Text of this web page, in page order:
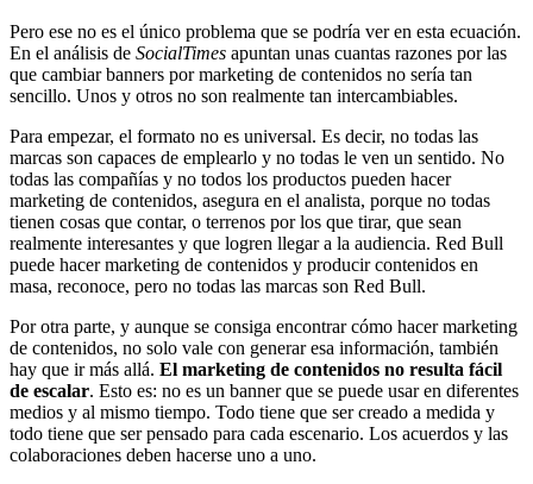
Pero ese no es el único problema que se podría ver en esta ecuación.
En el análisis de SocialTimes apuntan unas cuantas razones por las
que cambiar banners por marketing de contenidos no sería tan
sencillo. Unos y otros no son realmente tan intercambiables.
Para empezar, el formato no es universal. Es decir, no todas las
marcas son capaces de emplearlo y no todas le ven un sentido. No
todas las compañías y no todos los productos pueden hacer
marketing de contenidos, asegura en el analista, porque no todas
tienen cosas que contar, o terrenos por los que tirar, que sean
realmente interesantes y que logren llegar a la audiencia. Red Bull
puede hacer marketing de contenidos y producir contenidos en
masa, reconoce, pero no todas las marcas son Red Bull.
Por otra parte, y aunque se consiga encontrar cómo hacer marketing
de contenidos, no solo vale con generar esa información, también
hay que ir más allá. El marketing de contenidos no resulta fácil
de escalar. Esto es: no es un banner que se puede usar en diferentes
medios y al mismo tiempo. Todo tiene que ser creado a medida y
todo tiene que ser pensado para cada escenario. Los acuerdos y las
colaboraciones deben hacerse uno a uno.